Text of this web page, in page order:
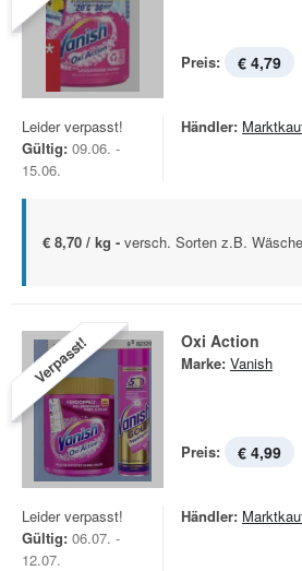
Preis: € 4,79
Leider verpasst!
Gültig: 09.06. -
15.06.
Händler:
€ 8,70 / kg - versch. Sorten z.B.
Verpasst! Oxi Action
Marke: Vanish
Preis: € 4,99
Leider verpasst!
Gültig: 06.07. -
12.07.
Händler: